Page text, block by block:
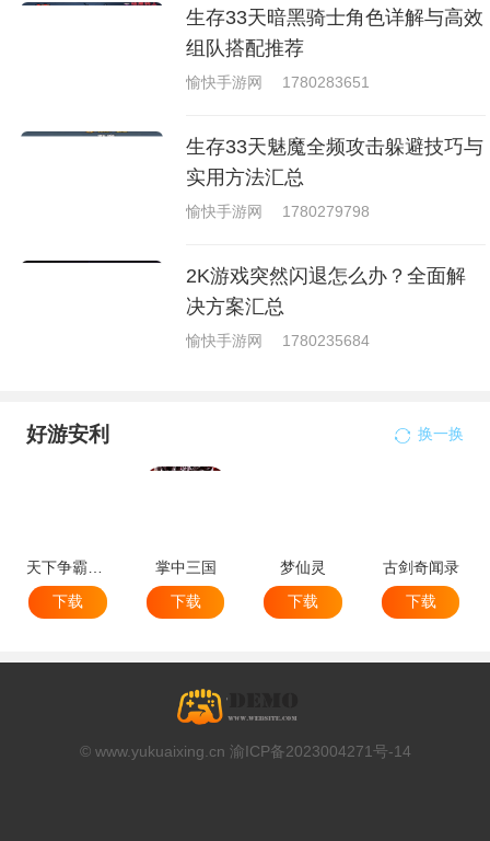
生存33天暗黑骑士角色详解与高效
组队搭配推荐
愉快手游网 1780283651
生存33天魅魔全频攻击躲避技巧与
实用方法汇总
愉快手游网 1780279798
2K游戏突然闪退怎么办？全面解
决方案汇总
愉快手游网 1780235684
好游安利 换一换
天下争霸三国志
下载
掌中三国
下载
梦仙灵
下载
古剑奇闻录
下载
© www.yukuaixing.cn 渝ICP备2023004271号-14